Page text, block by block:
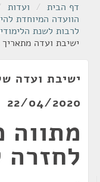
דף הבית / ועדות
הוועדה המיוחדת
לרבות לשנת
ישיבת ועדה מתאריך 22/04/2020
22/04/2020
מתווה
לחזרה